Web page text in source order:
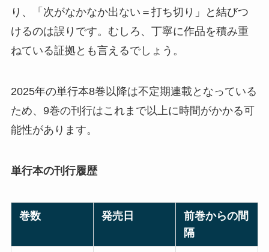
り、「次がなかなか出ない＝打ち切り」と結びつ
けるのは誤りです。むしろ、丁寧に作品を積み重
ねている証拠とも言えるでしょう。
2025年の単行本8巻以降は不定期連載となっている
ため、9巻の刊行はこれまで以上に時間がかかる可
能性があります。
単行本の刊行履歴
巻数 発売日
前巻からの間
隔